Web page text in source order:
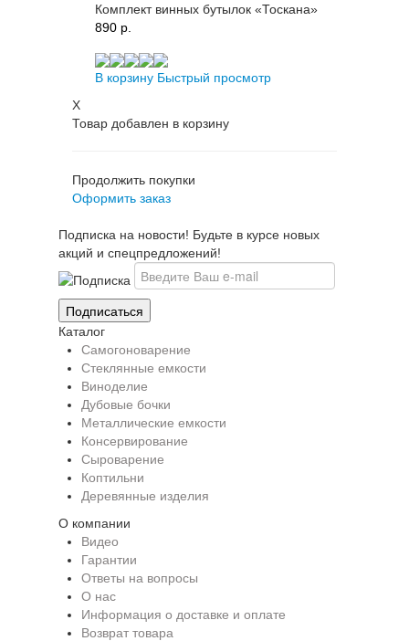
Комплект винных бутылок «Тоскана»
890 p.
В корзину Быстрый просмотр
X
Товар добавлен в корзину
Продолжить покупки
Оформить заказ
Подписка на новости! Будьте в курсе новых
акций и спецпредложений!
Каталог
Самогоноварение
Стеклянные емкости
Виноделие
Дубовые бочки
Металлические емкости
Консервирование
Сыроварение
Коптильни
Деревянные изделия
О компании
Видео
Гарантии
Ответы на вопросы
О нас
Информация о доставке и оплате
Возврат товара